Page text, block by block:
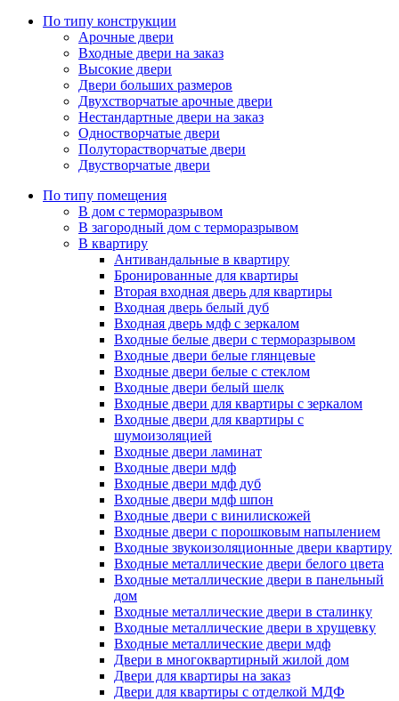
По типу конструкции
Арочные двери
Входные двери на заказ
Высокие двери
Двери больших размеров
Двухстворчатые арочные двери
Нестандартные двери на заказ
Одностворчатые двери
Полуторастворчатые двери
Двустворчатые двери
По типу помещения
В дом с терморазрывом
В загородный дом с терморазрывом
В квартиру
Антивандальные в квартиру
Бронированные для квартиры
Вторая входная дверь для квартиры
Входная дверь белый дуб
Входная дверь мдф с зеркалом
Входные белые двери с терморазрывом
Входные двери белые глянцевые
Входные двери белые с стеклом
Входные двери белый шелк
Входные двери для квартиры с зеркалом
Входные двери для квартиры с
шумоизоляцией
Входные двери ламинат
Входные двери мдф
Входные двери мдф дуб
Входные двери мдф шпон
Входные двери с винилискожей
Входные двери с порошковым напылением
Входные звукоизоляционные двери квартиру
Входные металлические двери белого цвета
Входные металлические двери в панельный
дом
Входные металлические двери в сталинку
Входные металлические двери в хрущевку
Входные металлические двери мдф
Двери в многоквартирный жилой дом
Двери для квартиры на заказ
Двери для квартиры с отделкой МДФ